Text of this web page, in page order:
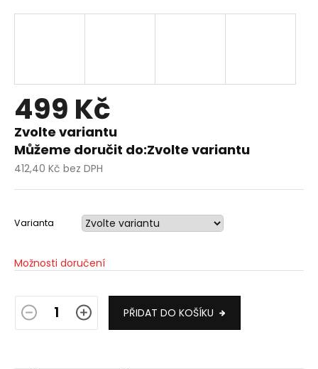
499 Kč
Zvolte variantu
Můžeme doručit do:Zvolte variantu
412,40 Kč bez DPH
Měrná
Varianta
Možnosti doručení
PŘIDAT DO KOŠÍKU